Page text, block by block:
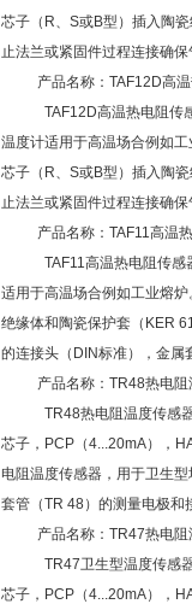
芯子（R、S或B型）插入陶
止法兰或紧固件过程连接确
产品名称：TAF12D高
TAF12D高温热电阻传
温度计适用于高温场合例如
芯子（R、S或B型）插入陶
止法兰或紧固件过程连接确
产品名称：TAF11高温
TAF11高温热电阻传感
适用于高温场合例如工业熔
绝缘体和陶瓷保护套（KER
的连接头（DIN标准），金属
产品名称：TR48热电阻
TR48热电阻温度传感
芯子，PCP（4...20mA），
电阻温度传感器，用于卫生
套管（TR 48）的测量电极和
产品名称：TR47热电阻
TR47卫生型温度传感
芯子，PCP（4...20mA），